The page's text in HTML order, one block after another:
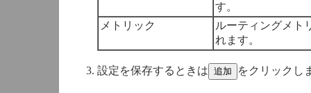
す。
メトリック
ルーティングメト
れます。
設定を保存するときは をクリックし